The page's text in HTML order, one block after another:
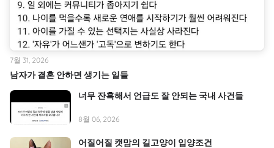
남자가 결혼 안하면 생기는 일들
7월 31, 2026
너무 잔혹해서 언급도 잘 안되는 국내 사건들
8월 06, 2026
어질어질 캣맘의 길고양이 입양조건